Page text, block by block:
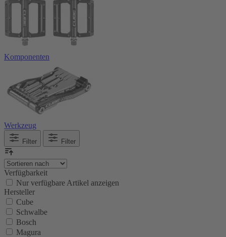
Komponenten
Werkzeug
Filter Filter
Verfügbarkeit
Nur verfügbare Artikel anzeigen
Hersteller
Cube
Schwalbe
Bosch
Magura